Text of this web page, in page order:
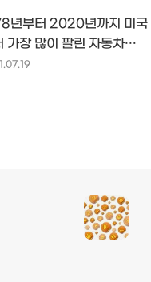
년부터 2020년까지 미국
가장 많이 팔린 자동차
인포그래픽 by